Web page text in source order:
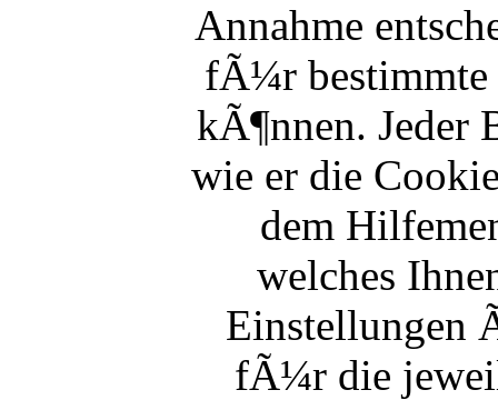
Annahme
fÃ¼r bestimmte
kÃ¶nnen. Jeder
wie er die
dem
welches
Einstellungen
fÃ¼r die